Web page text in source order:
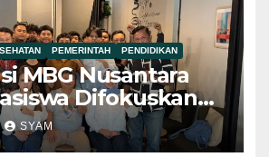
PEMERINTAH PENDIDIKAN
MBG Nusantara
Difokuskan
Persoalan
Akar Rumput
SYAM